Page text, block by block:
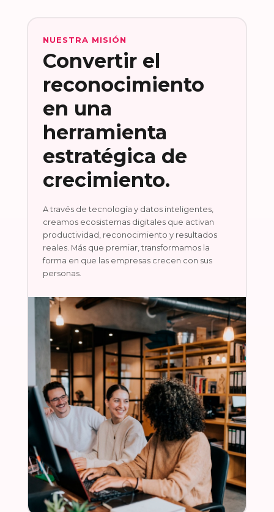
NUESTRA MISIÓN
Convertir el
reconocimiento
en una
herramienta
estratégica de
crecimiento.
A través de tecnología y datos inteligentes,
creamos ecosistemas digitales que activan
productividad, reconocimiento y resultados
reales. Más que premiar, transformamos la
forma en que las empresas crecen con sus
personas.